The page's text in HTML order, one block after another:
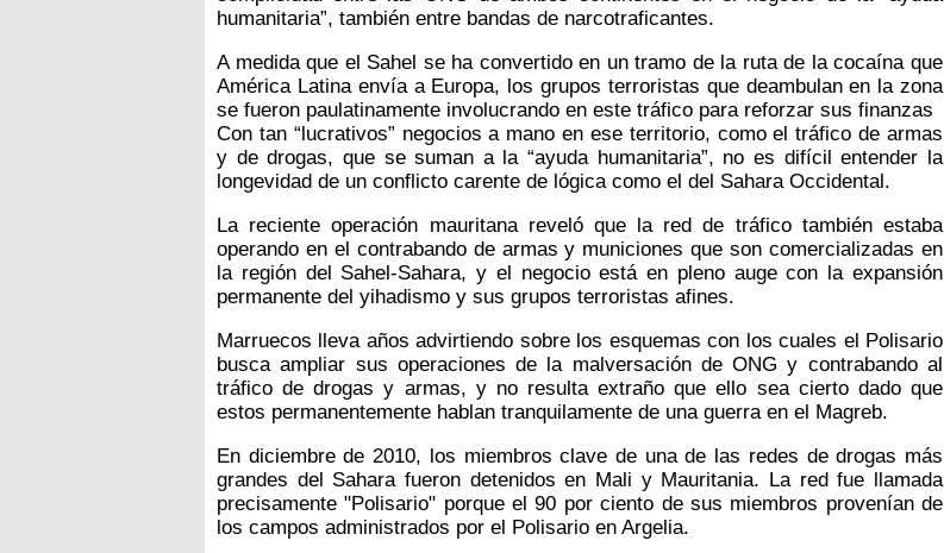
humanitaria”, también entre bandas de narcotraficantes.
A medida que el Sahel se ha convertido en un tramo de la ruta de la cocaína que
América Latina envía a Europa, los grupos terroristas que deambulan en la zona
se fueron paulatinamente involucrando en este tráfico para reforzar sus finanzas
Con tan “lucrativos” negocios a mano en ese territorio, como el tráfico de armas
y de drogas, que se suman a la “ayuda humanitaria”, no es difícil entender la
longevidad de un conflicto carente de lógica como el del Sahara Occidental.
La reciente operación mauritana reveló que la red de tráfico también estaba
operando en el contrabando de armas y municiones que son comercializadas en
la región del Sahel-Sahara, y el negocio está en pleno auge con la expansión
permanente del yihadismo y sus grupos terroristas afines.
Marruecos lleva años advirtiendo sobre los esquemas con los cuales el Polisario
busca ampliar sus operaciones de la malversación de ONG y contrabando al
tráfico de drogas y armas, y no resulta extraño que ello sea cierto dado que
estos permanentemente hablan tranquilamente de una guerra en el Magreb.
En diciembre de 2010, los miembros clave de una de las redes de drogas más
grandes del Sahara fueron detenidos en Mali y Mauritania. La red fue llamada
precisamente "Polisario" porque el 90 por ciento de sus miembros provenían de
los campos administrados por el Polisario en Argelia.